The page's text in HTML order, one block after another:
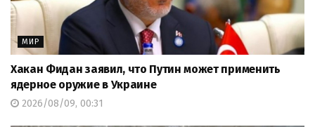
МИР
Хакан Фидан заявил, что Путин может применить
ядерное оружие в Украине
2026/08/09, 00:31